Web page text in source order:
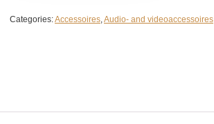
Categories:Accessoires,Audio- and videoaccessoires